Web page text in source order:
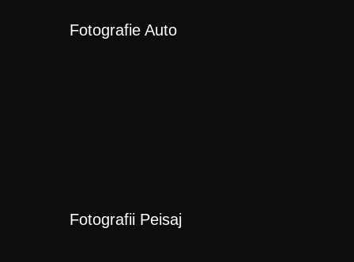
Fotografie Auto
Fotografii Peisaj